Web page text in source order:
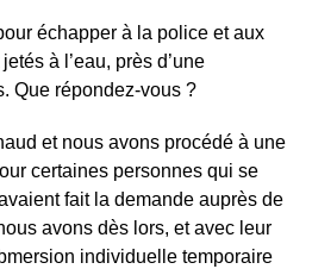
échapper à la police et aux
à l’eau, près d’une
Que répondez-vous ?
et nous avons procédé à une
certaines personnes qui se
fait la demande auprès de
avons dès lors, et avec leur
individuelle temporaire